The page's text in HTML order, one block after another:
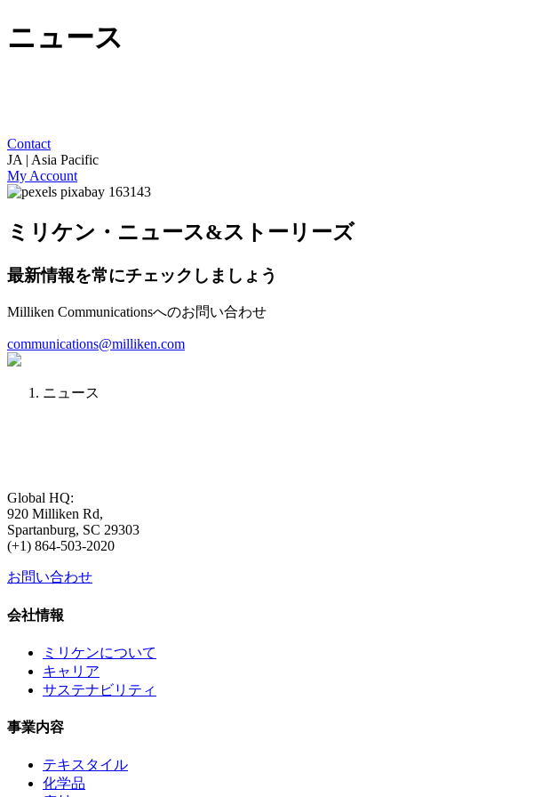
ニュース
Contact
JA | Asia Pacific
My Account
ミリケン・ニュース&ストーリーズ
最新情報を常にチェックしましょう
Milliken Communicationsへのお問い合わせ
communications@milliken.com
ニュース
Global HQ:
920 Milliken Rd,
Spartanburg, SC 29303
(+1) 864-503-2020
お問い合わせ
会社情報
ミリケンについて
キャリア
サステナビリティ
事業内容
テキスタイル
化学品